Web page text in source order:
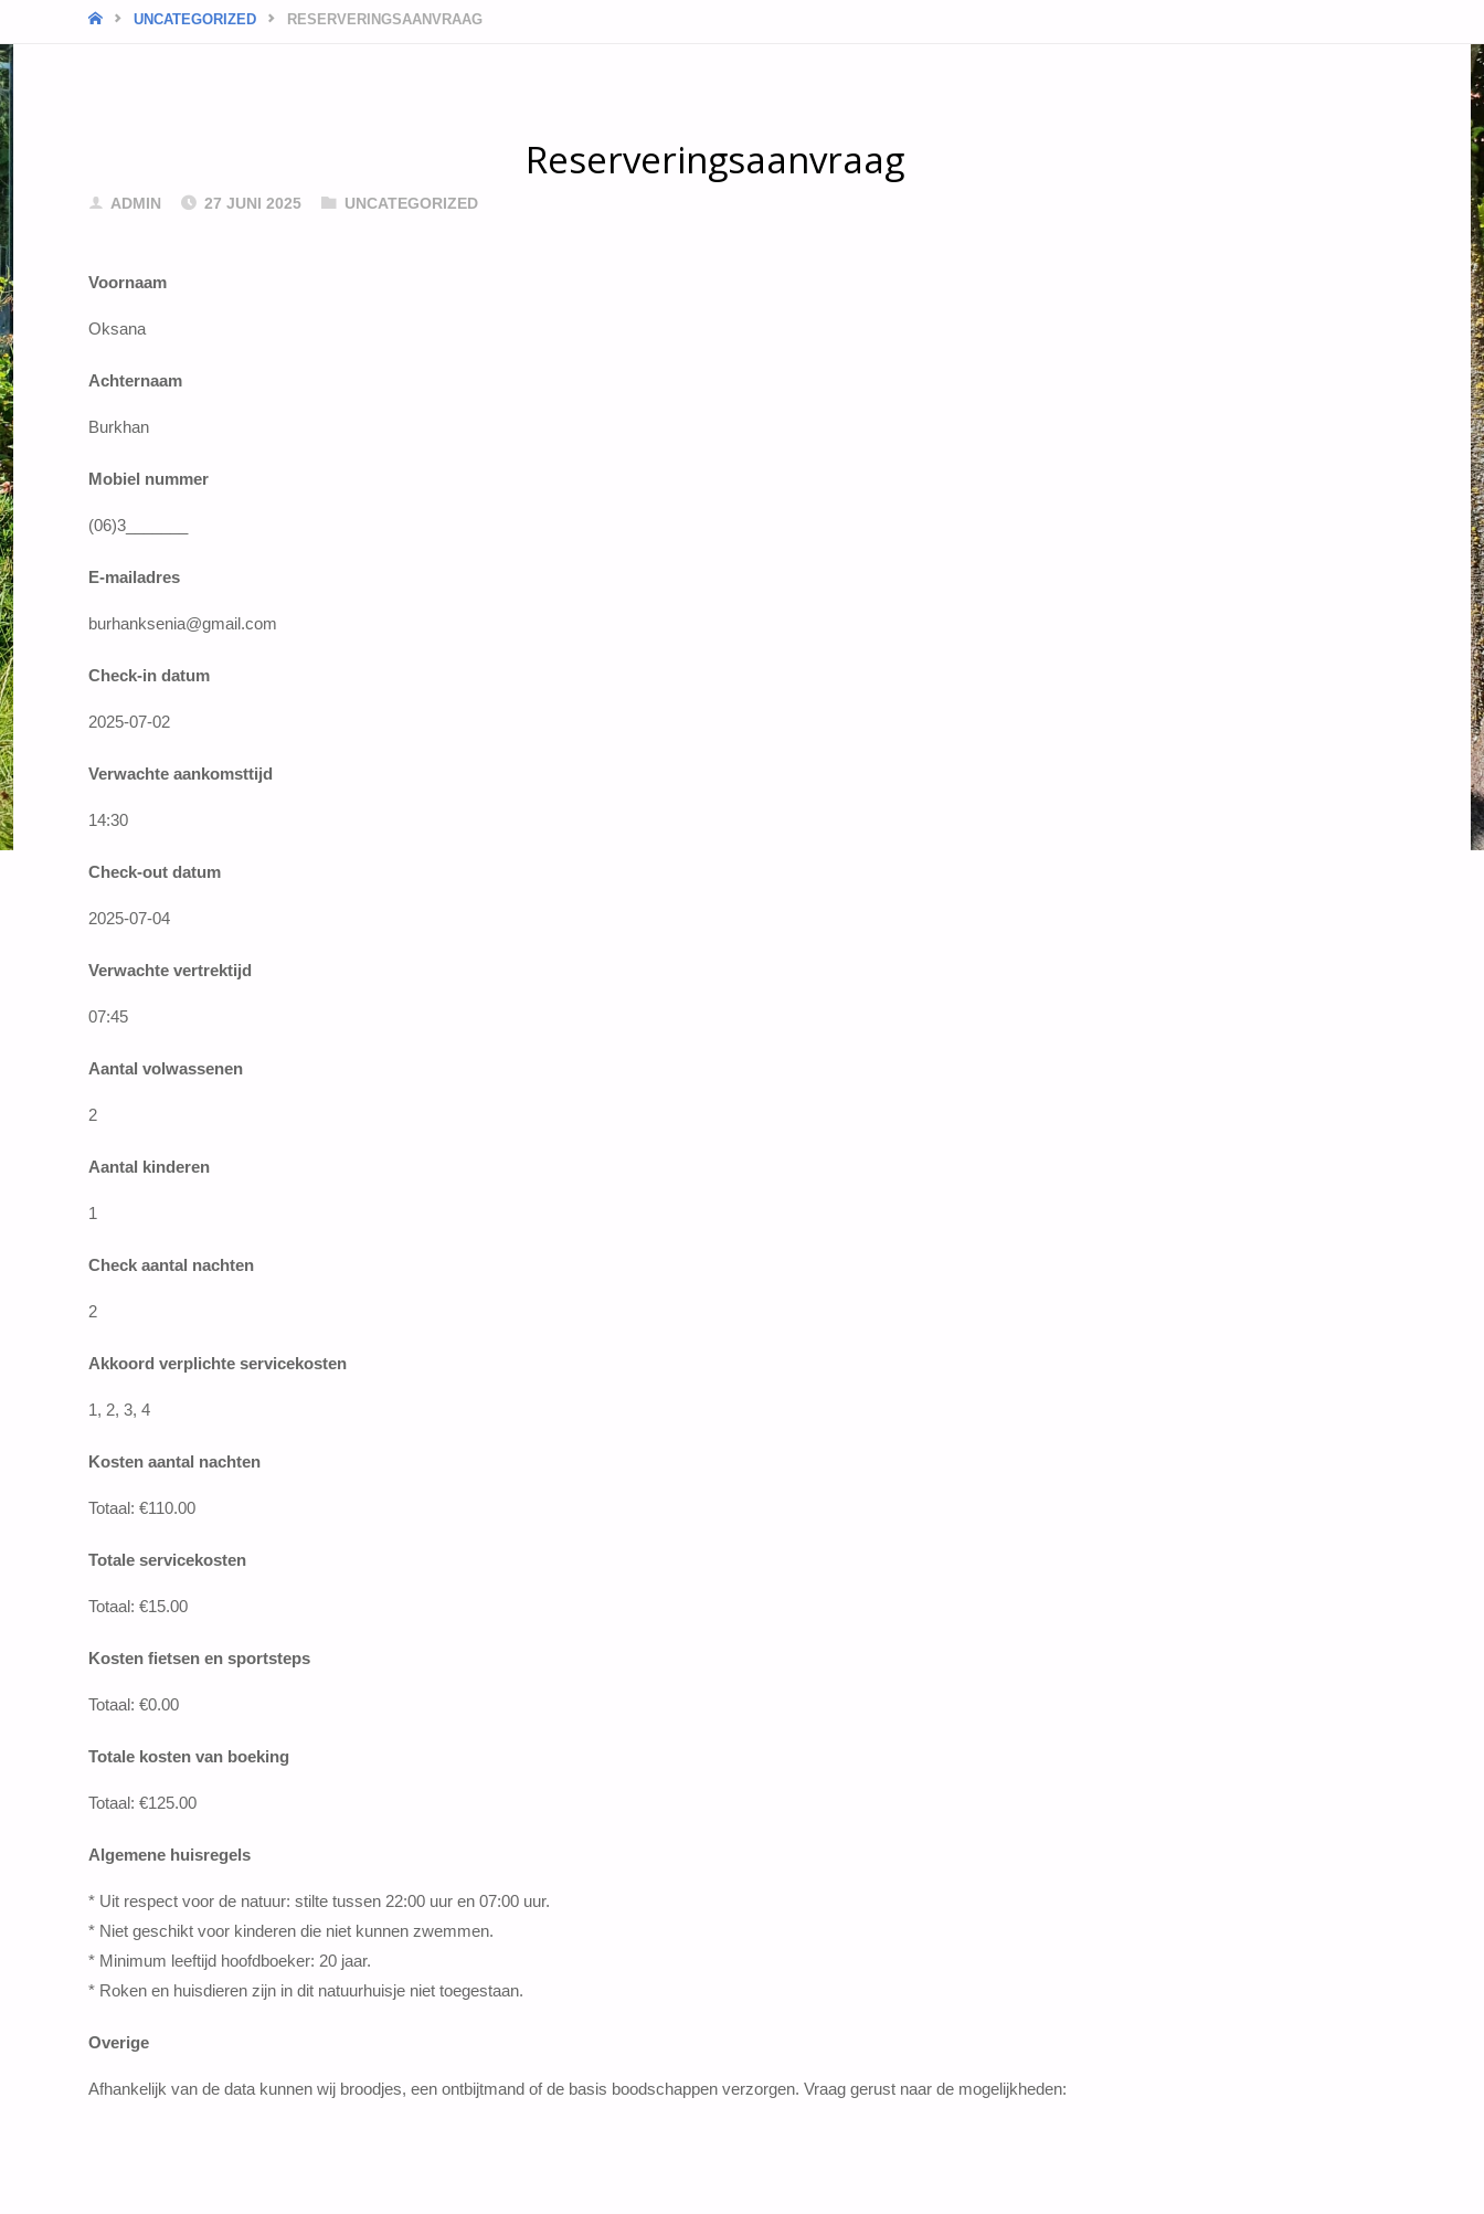
HOMEUNCATEGORIZED RESERVERINGSAANVRAAG
Reserveringsaanvraag
ADMIN 27 JUNI 2025 UNCATEGORIZED
Voornaam
Oksana
Achternaam
Burkhan
Mobiel nummer
(06)3_______
E-mailadres
burhanksenia@gmail.com
Check-in datum
2025-07-02
Verwachte aankomsttijd
14:30
Check-out datum
2025-07-04
Verwachte vertrektijd
07:45
Aantal volwassenen
2
Aantal kinderen
1
Check aantal nachten
2
Akkoord verplichte servicekosten
1, 2, 3, 4
Kosten aantal nachten
Totaal: €110.00
Totale servicekosten
Totaal: €15.00
Kosten fietsen en sportsteps
Totaal: €0.00
Totale kosten van boeking
Totaal: €125.00
Algemene huisregels
* Uit respect voor de natuur: stilte tussen 22:00 uur en 07:00 uur.
* Niet geschikt voor kinderen die niet kunnen zwemmen.
* Minimum leeftijd hoofdboeker: 20 jaar.
* Roken en huisdieren zijn in dit natuurhuisje niet toegestaan.
Overige
Afhankelijk van de data kunnen wij broodjes, een ontbijtmand of de basis boodschappen verzorgen. Vraag gerust naar de mogelijkheden: